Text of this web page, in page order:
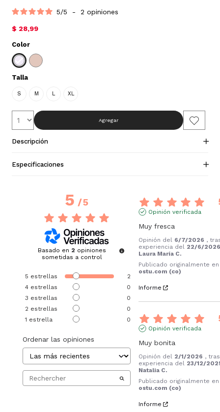
5/5 - 2 opiniones
$ 28,99
Color
Talla
S M L XL
Agregar
Descripción
Especificaciones
5/5
Basado en 2 opiniones
sometidas a control
5 estrellas
2
4 estrellas
0
3 estrellas
0
2 estrellas
0
1 estrella 0
Ordenar las opiniones
Opinión verificada
Muy fresca
Opinión del 6/7/2026 ,
experiencia del 22/6/
Laura María C.
Publicado originalmente en
ostu.com (co)
Informe
Opinión verificada
Muy bonita
Opinión del 2/1/2026 ,
experiencia del 23/12/
Natalia C.
Publicado originalmente en
ostu.com (co)
Informe